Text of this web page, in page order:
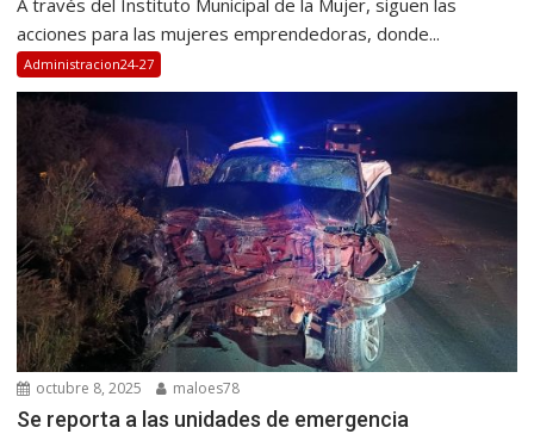
A través del Instituto Municipal de la Mujer, siguen las
acciones para las mujeres emprendedoras, donde...
Administracion24-27
octubre 8, 2025 maloes78
Se reporta a las unidades de emergencia